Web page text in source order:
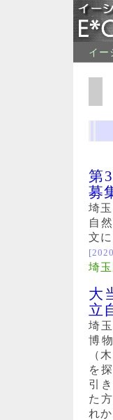
イー
第
募
埼
自
文
埼
大
立
埼
博
（
を
引
た
れか